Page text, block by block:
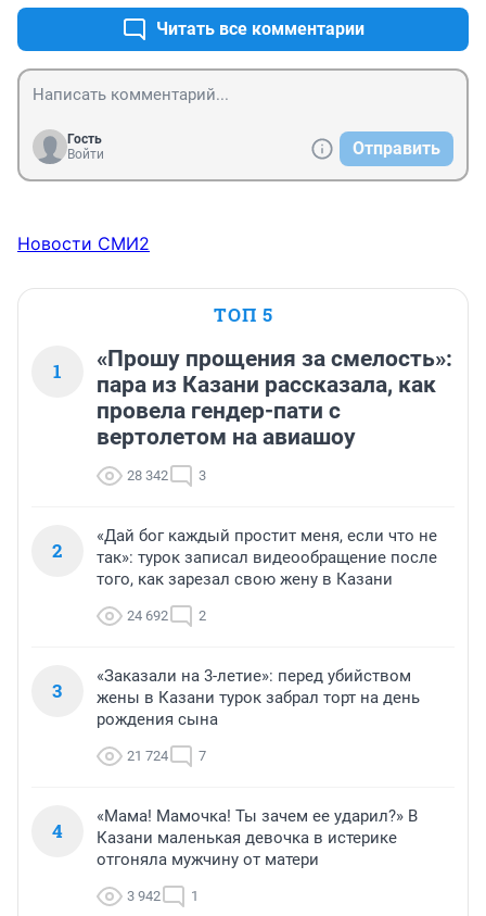
Читать все комментарии
Гость
Войти
Отправить
Новости СМИ2
ТОП 5
1
«Прошу прощения за смелость»:
пара из Казани рассказала, как
провела гендер-пати с
вертолетом на авиашоу
28 342 3
2
«Дай бог каждый простит меня, если что не
так»: турок записал видеообращение после
того, как зарезал свою жену в Казани
24 692 2
3
«Заказали на 3-летие»: перед убийством
жены в Казани турок забрал торт на день
рождения сына
21 724 7
4
«Мама! Мамочка! Ты зачем ее ударил?» В
Казани маленькая девочка в истерике
отгоняла мужчину от матери
3 942 1